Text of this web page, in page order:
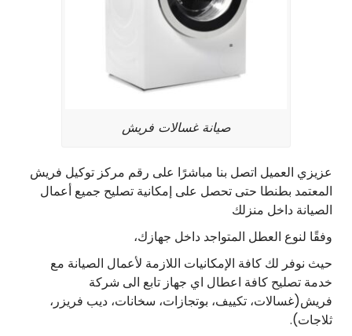
صيانة غسالات فريش
عزيزي العميل اتصل بنا مباشرًا على رقم مركز توكيل فريش
المعتمد بطنطا حتى تحصل على إمكانية تصليح جميع أعمال
الصيانة داخل منزلك
وفقًا لنوع العطل المتواجد داخل جهازك،
حيث نوفر لك كافة الإمكانيات اللازمة لأعمال الصيانة مع
خدمة تصليح كافة اعطال اي جهاز تابع الى شركة
فريش(غسالات، تكييف، بوتجازات، سخانات، ديب فريزر،
ثلاجات).